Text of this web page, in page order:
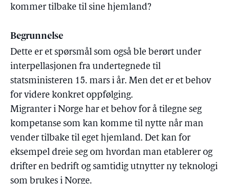
kommer tilbake til sine hjemland?
Begrunnelse
Dette er et spørsmål som også ble berørt under
interpellasjonen fra undertegnede til
statsministeren 15. mars i år. Men det er et behov
for videre konkret oppfølging.
Migranter i Norge har et behov for å tilegne seg
kompetanse som kan komme til nytte når man
vender tilbake til eget hjemland. Det kan for
eksempel dreie seg om hvordan man etablerer og
drifter en bedrift og samtidig utnytter ny teknologi
som brukes i Norge.